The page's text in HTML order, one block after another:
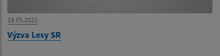
18.05.2021
Výzva Lesy SR